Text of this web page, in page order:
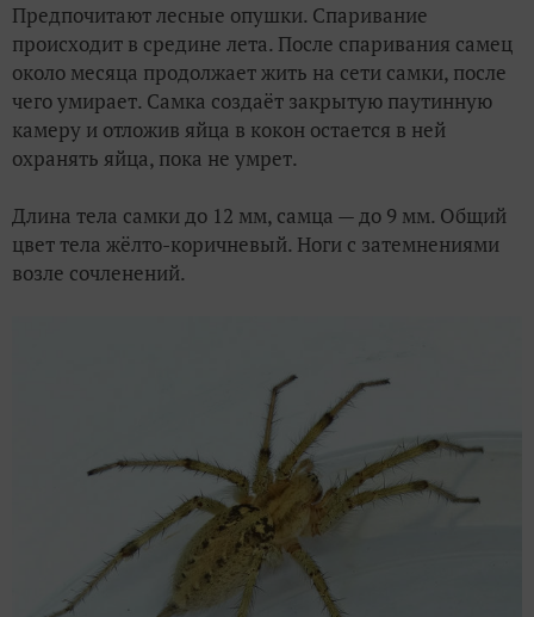
Предпочитают лесные опушки. Спаривание
происходит в средине лета. После спаривания самец
около месяца продолжает жить на сети самки, после
чего умирает. Самка создаёт закрытую паутинную
камеру и отложив яйца в кокон остается в ней
охранять яйца, пока не умрет.
Длина тела самки до 12 мм, самца — до 9 мм. Общий
цвет тела жёлто-коричневый. Ноги с затемнениями
возле сочленений.